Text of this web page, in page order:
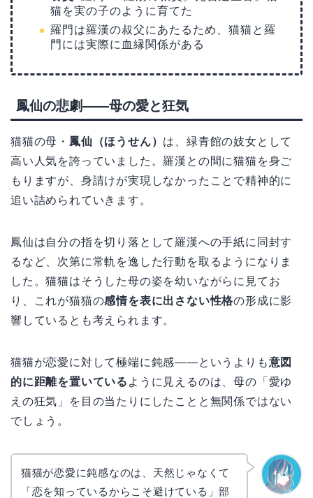
猫を実の子のように育てた
羅門は羅漢の叔父にあたるため、猫猫と羅
門には実際に血縁関係がある
鳳仙の悲劇——母の愛と狂気
猫猫の母・ 鳳仙（ほうせん） は、緑青館の妓女として
高い人気を誇っていました。羅漢との間に猫猫を身ご
もりますが、身請けが実現しなかったことで精神的に
追い詰められていきます。
鳳仙は自分の指を切り落として羅漢への手紙に同封す
るなど、次第に常軌を逸した行動を取るようになりま
した。猫猫はそうした母の姿を幼いながらに見てお
り、これが猫猫の感情を表に出さない性格の形成に影
響しているとも考えられます。
猫猫が恋愛に対して極端に鈍感——というよりも意図
的に距離を置いている ように見えるのは、母の「愛ゆ
えの狂気」を目の当たりにしたことと無関係ではない
でしょう。
猫猫が恋愛に鈍感なのは、天然じゃなくて
「恋を知っているからこそ避けている」部